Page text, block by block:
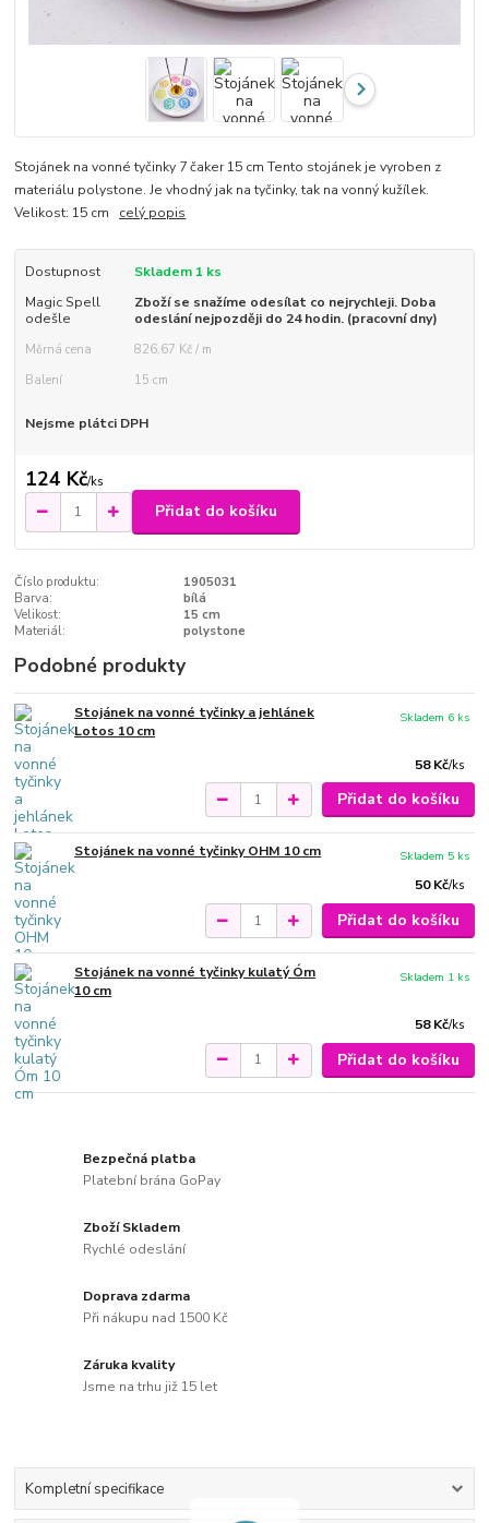
Stojánek na vonné tyčinky 7 čaker 15 cm Tento stojánek je vyroben z
materiálu polystone. Je vhodný jak na tyčinky, tak na vonný kužílek.
Velikost: 15 cm celý popis
Dostupnost
Skladem 1 ks
Magic Spell
odešle
Zboží se snažíme odesílat co nejrychleji. Doba
odeslání nejpozději do 24 hodin. (pracovní dny)
Měrná cena
826,67 Kč / m
Balení
15 cm
Nejsme plátci DPH
124 Kč/ks
Přidat do košíku
Číslo produktu:
1905031
Barva:
bílá
Velikost:
15 cm
Materiál:
polystone
Podobné produkty
Stojánek na vonné tyčinky a jehlánek
Lotos 10 cm
58 Kč/ks
Skladem 6 ks
Přidat do košíku
Stojánek na vonné tyčinky OHM 10 cm
50 Kč/ks
Skladem 5 ks
Přidat do košíku
Stojánek na vonné tyčinky kulatý Óm
10 cm
58 Kč/ks
Skladem 1 ks
Přidat do košíku
Bezpečná platba
Platební brána GoPay
Zboží Skladem
Rychlé odeslání
Doprava zdarma
Při nákupu nad 1500 Kč
Záruka kvality
Jsme na trhu již 15 let
Kompletní specifikace